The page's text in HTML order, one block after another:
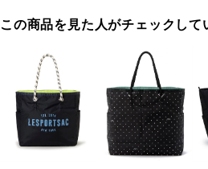
この商品を見た人がチェックして